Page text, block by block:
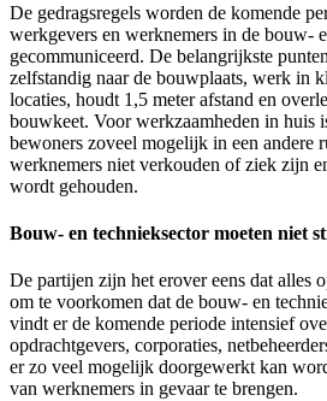
De gedragsregels worden de komende
werkgevers en werknemers in de bouw-
gecommuniceerd. De belangrijkste
zelfstandig naar de bouwplaats, werk in
locaties, houdt 1,5 meter afstand en
bouwkeet. Voor werkzaamheden in huis
bewoners zoveel mogelijk in een andere
werknemers niet verkouden of ziek zijn
wordt gehouden.
Bouw- en technieksector moeten niet
De partijen zijn het erover eens dat alles
om te voorkomen dat de bouw- en
vindt er de komende periode intensief
opdrachtgevers, corporaties,
er zo veel mogelijk doorgewerkt kan
van werknemers in gevaar te brengen.